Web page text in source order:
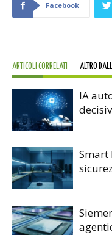
Facebook
ARTICOLI CORRELATI ALTRO
IA
Smart